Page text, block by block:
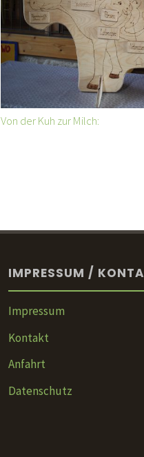
Von der Kuh zur Milch:
IMPRESSUM /
Impressum
Kontakt
Anfahrt
Datenschutz